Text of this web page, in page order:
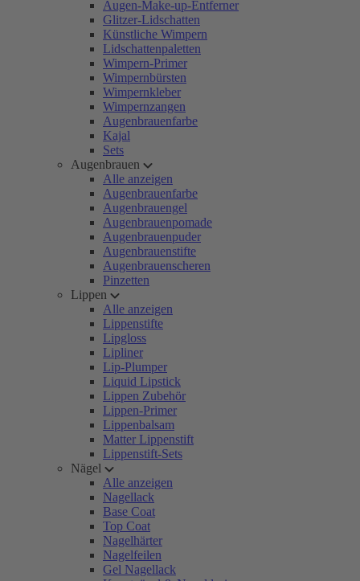
Augen-Make-up-Entferner
Glitzer-Lidschatten
Künstliche Wimpern
Lidschattenpaletten
Wimpern-Primer
Wimpernbürsten
Wimpernkleber
Wimpernzangen
Augenbrauenfarbe
Kajal
Sets
Augenbrauen
Alle anzeigen
Augenbrauenfarbe
Augenbrauengel
Augenbrauenpomade
Augenbrauenpuder
Augenbrauenstifte
Augenbrauenscheren
Pinzetten
Lippen
Alle anzeigen
Lippenstifte
Lipgloss
Lipliner
Lip-Plumper
Liquid Lipstick
Lippen Zubehör
Lippen-Primer
Lippenbalsam
Matter Lippenstift
Lippenstift-Sets
Nägel
Alle anzeigen
Nagellack
Base Coat
Top Coat
Nagelhärter
Nagelfeilen
Gel Nagellack